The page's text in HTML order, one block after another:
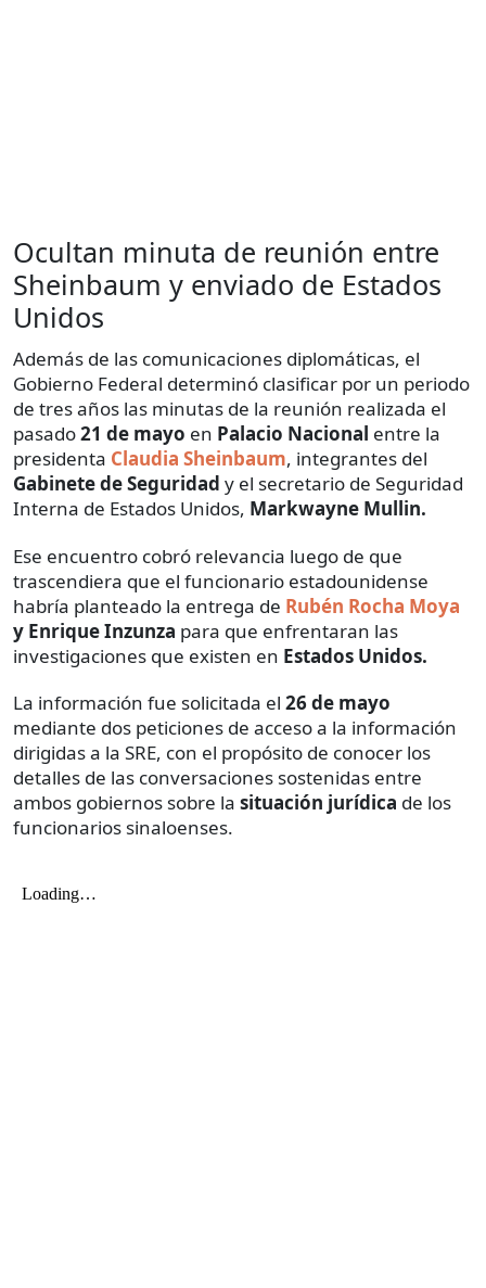
Ocultan minuta de reunión entre
Sheinbaum y enviado de Estados
Unidos
Además de las comunicaciones diplomáticas, el
Gobierno Federal determinó clasificar por un periodo
de tres años las minutas de la reunión realizada el
pasado21 de mayo en Palacio Nacional entre la
presidenta Claudia Sheinbaum, integrantes del
Gabinete de Seguridad y el secretario de Seguridad
Interna de Estados Unidos, Markwayne Mullin.
Ese encuentro cobró relevancia luego de que
trascendiera que el funcionario estadounidense
habría planteado la entrega de Rubén Rocha Moya
y Enrique Inzunza para que enfrentaran las
investigaciones que existen en Estados Unidos.
La información fue solicitada el 26 de mayo
mediante dos peticiones de acceso a la información
dirigidas a la SRE, con el propósito de conocer los
detalles de las conversaciones sostenidas entre
ambos gobiernos sobre la situación jurídica de los
funcionarios sinaloenses.